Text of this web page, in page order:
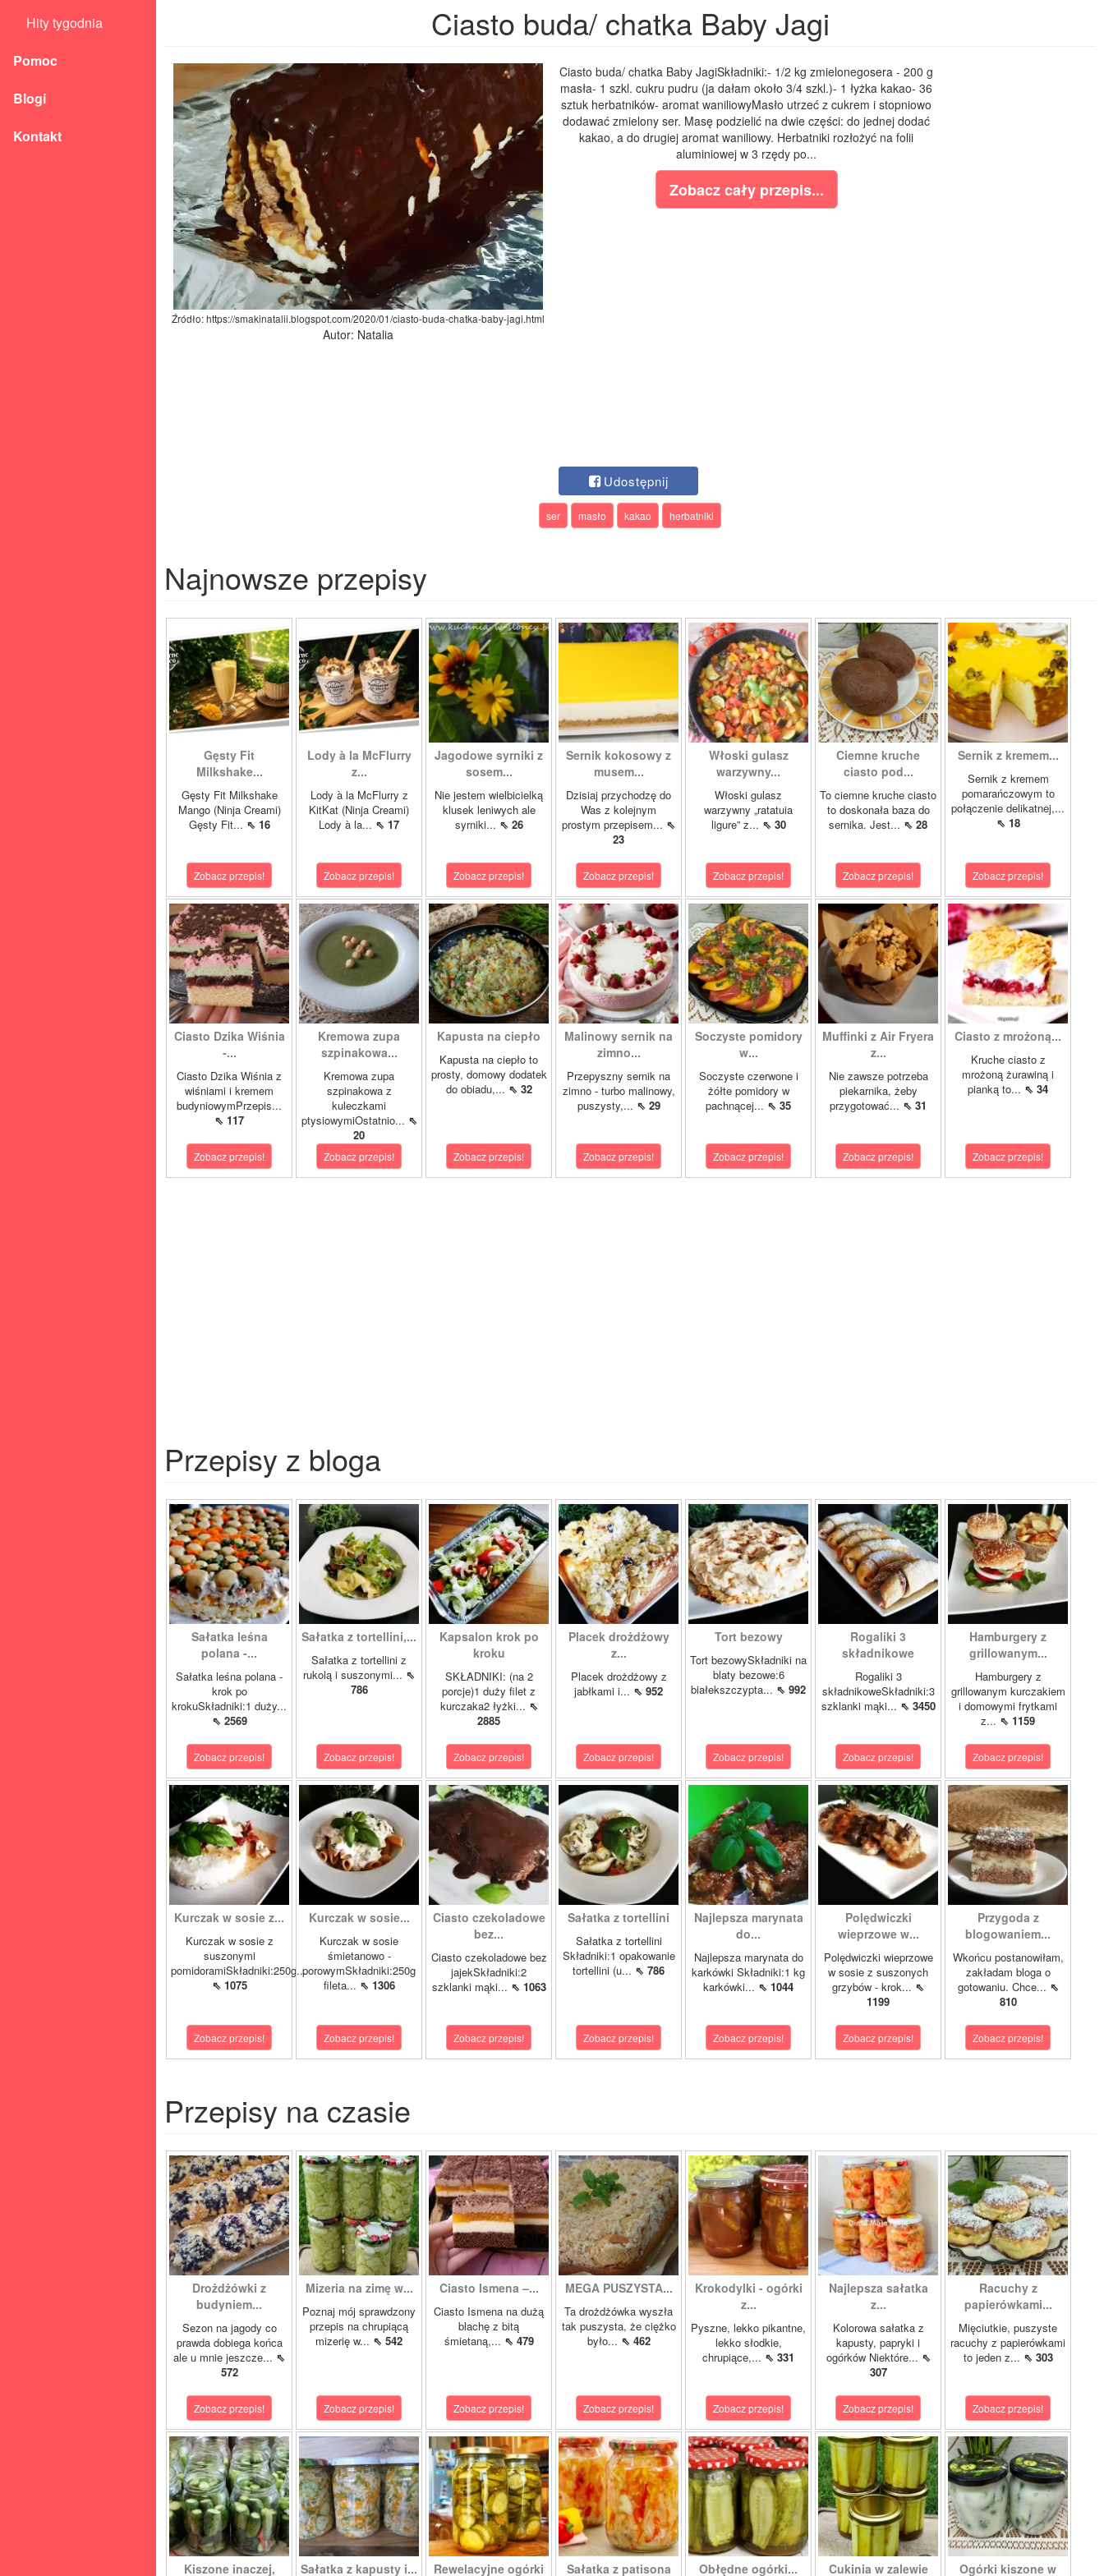
Hity tygodnia
Pomoc
Blogi
Kontakt
Ciasto buda/ chatka Baby Jagi
Źródło: https://smakinatalii.blogspot.com/2020/01/ciasto-buda-chatka-baby-jagi.html
Autor: Natalia
Ciasto buda/ chatka Baby JagiSkładniki:- 1/2 kg zmielonegosera - 200 g
masła- 1 szkl. cukru pudru (ja dałam około 3/4 szkl.)- 1 łyżka kakao- 36
sztuk herbatników- aromat waniliowyMasło utrzeć z cukrem i stopniowo
dodawać zmielony ser. Masę podzielić na dwie części: do jednej dodać
kakao, a do drugiej aromat waniliowy. Herbatniki rozłożyć na folii
aluminiowej w 3 rzędy po...
Zobacz cały przepis...
Udostępnij
ser masło kakao herbatniki
Najnowsze przepisy
Gęsty Fit
Milkshake...
Gęsty Fit Milkshake
Mango (Ninja Creami)
Gęsty Fit... ⇖ 16
Zobacz przepis!
Lody à la McFlurry
z...
Lody à la McFlurry z
KitKat (Ninja Creami)
Lody à la... ⇖ 17
Zobacz przepis!
Jagodowe syrniki z
sosem...
Nie jestem wielbicielką
klusek leniwych ale
syrniki... ⇖ 26
Zobacz przepis!
Sernik kokosowy z
musem...
Dzisiaj przychodzę do
Was z kolejnym
prostym przepisem... ⇖
23
Zobacz przepis!
Włoski gulasz
warzywny...
Włoski gulasz
warzywny „ratatuia
ligure” z... ⇖ 30
Zobacz przepis!
Ciemne kruche
ciasto pod...
To ciemne kruche ciasto
to doskonała baza do
sernika. Jest... ⇖ 28
Zobacz przepis!
Sernik z kremem...
Sernik z kremem
pomarańczowym to
połączenie delikatnej,...
⇖ 18
Zobacz przepis!
Ciasto Dzika Wiśnia
-...
Ciasto Dzika Wiśnia z
wiśniami i kremem
budyniowymPrzepis...
⇖ 117
Zobacz przepis!
Kremowa zupa
szpinakowa...
Kremowa zupa
szpinakowa z
kuleczkami
ptysiowymiOstatnio... ⇖
20
Zobacz przepis!
Kapusta na ciepło
Kapusta na ciepło to
prosty, domowy dodatek
do obiadu,... ⇖ 32
Zobacz przepis!
Malinowy sernik na
zimno...
Przepyszny sernik na
zimno - turbo malinowy,
puszysty,... ⇖ 29
Zobacz przepis!
Soczyste pomidory
w...
Soczyste czerwone i
żółte pomidory w
pachnącej... ⇖ 35
Zobacz przepis!
Muffinki z Air Fryera
z...
Nie zawsze potrzeba
piekarnika, żeby
przygotować... ⇖ 31
Zobacz przepis!
Ciasto z mrożoną...
Kruche ciasto z
mrożoną żurawiną i
pianką to... ⇖ 34
Zobacz przepis!
Przepisy z bloga
Sałatka leśna
polana -...
Sałatka leśna polana -
krok po
krokuSkładniki:1 duży...
⇖ 2569
Zobacz przepis!
Sałatka z tortellini,...
Sałatka z tortellini z
rukolą i suszonymi... ⇖
786
Zobacz przepis!
Kapsalon krok po
kroku
SKŁADNIKI: (na 2
porcje)1 duży filet z
kurczaka2 łyżki... ⇖
2885
Zobacz przepis!
Placek drożdżowy
z...
Placek drożdżowy z
jabłkami i... ⇖ 952
Zobacz przepis!
Tort bezowy
Tort bezowySkładniki na
blaty bezowe:6
białekszczypta... ⇖ 992
Zobacz przepis!
Rogaliki 3
składnikowe
Rogaliki 3
składnikoweSkładniki:3
szklanki mąki... ⇖ 3450
Zobacz przepis!
Hamburgery z
grillowanym...
Hamburgery z
grillowanym kurczakiem
i domowymi frytkami
z... ⇖ 1159
Zobacz przepis!
Kurczak w sosie z...
Kurczak w sosie z
suszonymi
pomidoramiSkładniki:250g...
⇖ 1075
Zobacz przepis!
Kurczak w sosie...
Kurczak w sosie
śmietanowo -
porowymSkładniki:250g
fileta... ⇖ 1306
Zobacz przepis!
Ciasto czekoladowe
bez...
Ciasto czekoladowe bez
jajekSkładniki:2
szklanki mąki... ⇖ 1063
Zobacz przepis!
Sałatka z tortellini
Sałatka z tortellini
Składniki:1 opakowanie
tortellini (u... ⇖ 786
Zobacz przepis!
Najlepsza marynata
do...
Najlepsza marynata do
karkówki Składniki:1 kg
karkówki... ⇖ 1044
Zobacz przepis!
Polędwiczki
wieprzowe w...
Polędwiczki wieprzowe
w sosie z suszonych
grzybów - krok... ⇖
1199
Zobacz przepis!
Przygoda z
blogowaniem...
Wkońcu postanowiłam,
zakładam bloga o
gotowaniu. Chce... ⇖
810
Zobacz przepis!
Przepisy na czasie
Drożdżówki z
budyniem...
Sezon na jagody co
prawda dobiega końca
ale u mnie jeszcze... ⇖
572
Zobacz przepis!
Mizeria na zimę w...
Poznaj mój sprawdzony
przepis na chrupiącą
mizerię w... ⇖ 542
Zobacz przepis!
Ciasto Ismena –...
Ciasto Ismena na dużą
blachę z bitą
śmietaną,... ⇖ 479
Zobacz przepis!
MEGA PUSZYSTA...
Ta drożdżówka wyszła
tak puszysta, że ciężko
było... ⇖ 462
Zobacz przepis!
Krokodylki - ogórki
z...
Pyszne, lekko pikantne,
lekko słodkie,
chrupiące,... ⇖ 331
Zobacz przepis!
Najlepsza sałatka
z...
Kolorowa sałatka z
kapusty, papryki i
ogórków Niektóre... ⇖
307
Zobacz przepis!
Racuchy z
papierówkami...
Mięciutkie, puszyste
racuchy z papierówkami
to jeden z... ⇖ 303
Zobacz przepis!
Kiszone inaczej, Sałatka z kapusty i... Rewelacyjne ogórki Sałatka z patisona Obłędne ogórki... Cukinia w zalewie Ogórki kiszone w